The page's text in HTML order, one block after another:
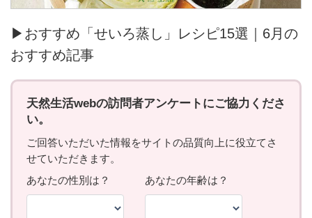
▶おすすめ「せいろ蒸し」レシピ15選｜6月の
おすすめ記事